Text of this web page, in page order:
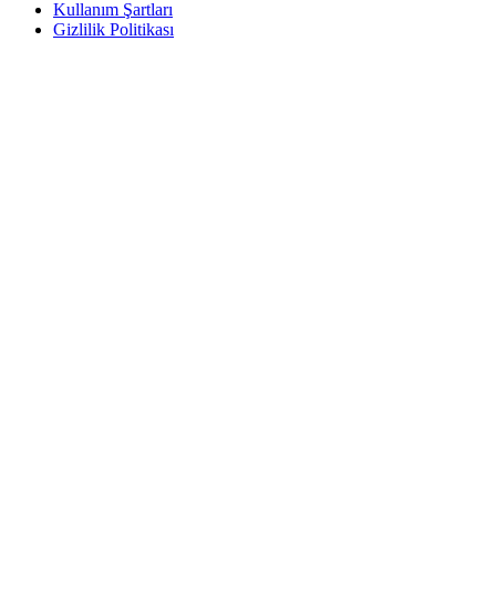
Kullanım Şartları
Gizlilik Politikası